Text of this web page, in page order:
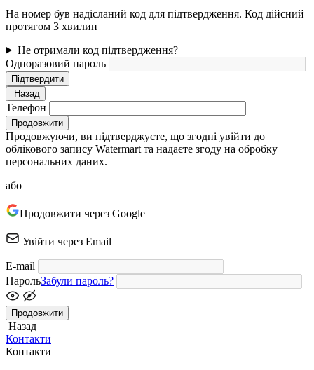
На номер був надісланий код для підтвердження. Код дійсний
протягом 3 хвилин
Не отримали код підтвердження?
Одноразовий пароль
Підтвердити
Назад
Телефон
Продовжити
Продовжуючи, ви підтверджуєте, що згодні увійти до
облікового запису Watermart та надаєте згоду на обробку
персональних даних.
або
Продовжити через Google
Увійти через Email
E-mail
ПарольЗабули пароль?
Продовжити
Назад
Контакти
Контакти